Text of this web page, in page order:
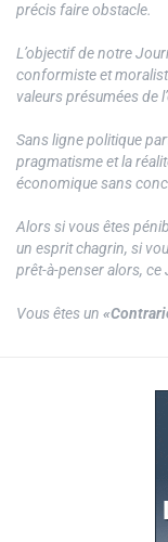
précis faire obstacle.
L’objectif de notre
conformiste et
valeurs présumées de
Sans ligne politique
pragmatisme et la
économique sans
Alors si vous êtes
un esprit chagrin, si
prêt-à-penser alors, ce
Vous êtes un